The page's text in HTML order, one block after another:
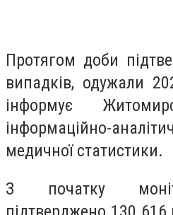
Протягом доби
випадків, одужали
інформує
інформаційно-
медичної статистики.
З початку